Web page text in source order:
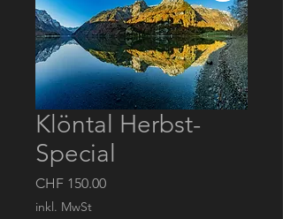
Klöntal Herbst-
Special
CHF 150.00Preis
inkl. MwSt